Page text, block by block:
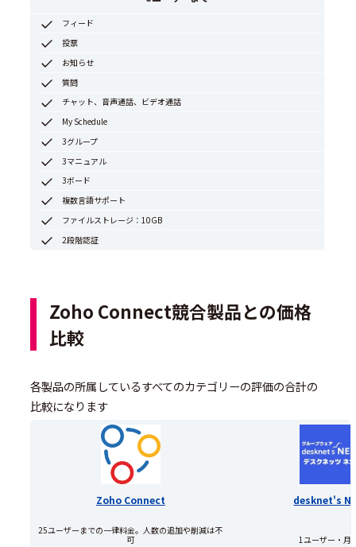
フィード
投票
お知らせ
質問
チャット、音声通話、ビデオ通話
My Schedule
3グループ
3マニュアル
3ボード
複数言語サポート
ファイルストレージ：10GB
2段階認証
Zoho Connect競合製品との価格
比較
各製品の所属しているすべてのカテゴリーの評価の合計の
比較になります
Zoho Connect
25ユーザーまでの一律料金。人数の追加や削減は不
可
desknet's
1ユーザー・月